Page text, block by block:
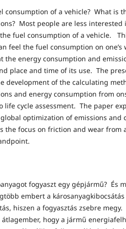
consumption of a vehicle? What is
Most people are less interested
fuel consumption of a vehicle.
feel the fuel consumption on
the energy consumption and
place and time of its use. The
development of the calculating
and energy consumption from
life cycle assessment. The paper
optimization of emissions and
the focus on friction and wear from
fogyaszt egy gépjármű? És
embert a
hiszen a fogyasztás zsebre
hogy a jármű